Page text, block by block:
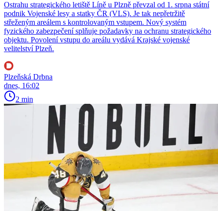
Ostrahu strategického letiště Líně u Plzně převzal od 1. srpna státní
podnik Vojenské lesy a statky ČR (VLS). Je tak nepřetržitě
střeženým areálem s kontrolovaným vstupem. Nový systém
fyzického zabezpečení splňuje požadavky na ochranu strategického
objektu. Povolení vstupu do areálu vydává Krajské vojenské
velitelství Plzeň.
Plzeňská Drbna
dnes, 16:02
2 min